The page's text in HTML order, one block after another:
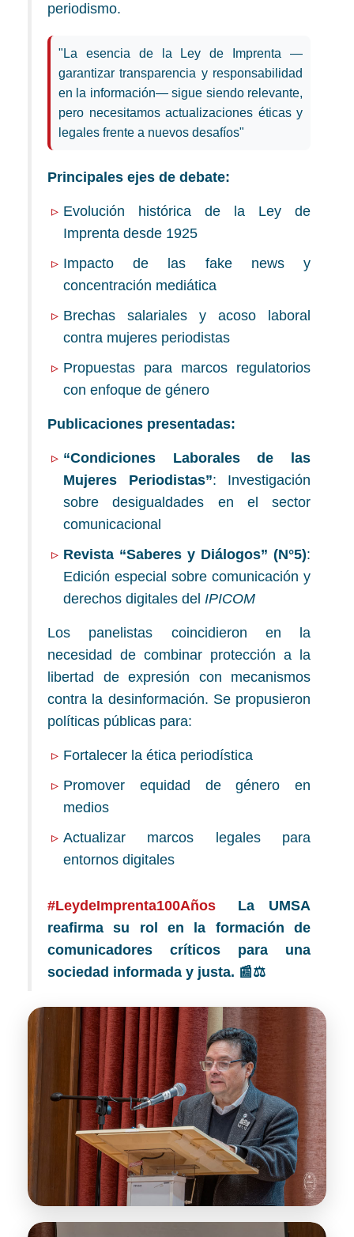
periodismo.
"La esencia de la Ley de Imprenta —
garantizar transparencia y responsabilidad
en la información— sigue siendo relevante,
pero necesitamos actualizaciones éticas y
legales frente a nuevos desafíos"
Principales ejes de debate:
Evolución histórica de la Ley de
Imprenta desde 1925
Impacto de las fake news y
concentración mediática
Brechas salariales y acoso laboral
contra mujeres periodistas
Propuestas para marcos regulatorios
con enfoque de género
Publicaciones presentadas:
“Condiciones Laborales de las
Mujeres Periodistas”: Investigación
sobre desigualdades en el sector
comunicacional
Revista “Saberes y Diálogos” (N°5):
Edición especial sobre comunicación y
derechos digitales del IPICOM
Los panelistas coincidieron en la
necesidad de combinar protección a la
libertad de expresión con mecanismos
contra la desinformación. Se propusieron
políticas públicas para:
Fortalecer la ética periodística
Promover equidad de género en
medios
Actualizar marcos legales para
entornos digitales
#LeydeImprenta100Años
La UMSA
reafirma su rol en la formación de
comunicadores críticos para una
sociedad informada y justa. 📰⚖️